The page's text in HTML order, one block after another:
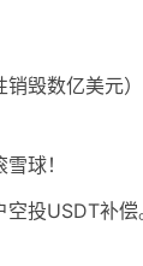
销毁数亿美元
球！
空投USDT补偿